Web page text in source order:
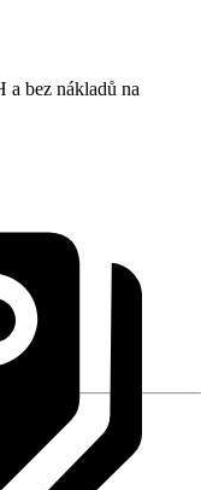
bez nákladů na